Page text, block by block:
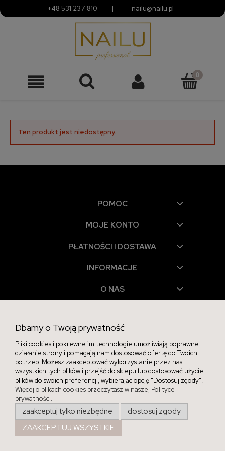
+48 531 237 810 | nailu@nailu.pl
Ten produkt jest niedostępny.
POMOC
MOJE KONTO
PŁATNOŚCI I DOSTAWA
INFORMACJE
O NAS
projekt i realizacja: oprogramowanie:Shoper
Copyright © 2026 Nailu.pl. Wszelkie Prawa Zastrzeżone.
Dbamy o Twoją prywatność
Pliki cookies i pokrewne im technologie umożliwiają poprawne
działanie strony i pomagają nam dostosować ofertę do Twoich
potrzeb. Możesz zaakceptować wykorzystanie przez nas
wszystkich tych plików i przejść do sklepu lub dostosować użycie
plików do swoich preferencji, wybierając opcję "Dostosuj zgody".
Więcej o plikach cookies przeczytasz w naszej Polityce
prywatności.
zaakceptuj tylko niezbędne
dostosuj zgody
ZAAKCEPTUJ WSZYSTKIE